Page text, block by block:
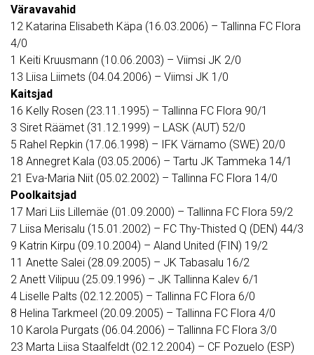
Väravavahid
12 Katarina Elisabeth Käpa (16.03.2006) – Tallinna FC Flora
4/0
1 Keiti Kruusmann (10.06.2003) – Viimsi JK 2/0
13 Liisa Liimets (04.04.2006) – Viimsi JK 1/0
Kaitsjad
16 Kelly Rosen (23.11.1995) – Tallinna FC Flora 90/1
3 Siret Räämet (31.12.1999) – LASK (AUT) 52/0
5 Rahel Repkin (17.06.1998) – IFK Värnamo (SWE) 20/0
18 Annegret Kala (03.05.2006) – Tartu JK Tammeka 14/1
21 Eva-Maria Niit (05.02.2002) – Tallinna FC Flora 14/0
Poolkaitsjad
17 Mari Liis Lillemäe (01.09.2000) – Tallinna FC Flora 59/2
7 Liisa Merisalu (15.01.2002) – FC Thy-Thisted Q (DEN) 44/3
9 Katrin Kirpu (09.10.2004) – Aland United (FIN) 19/2
11 Anette Salei (28.09.2005) – JK Tabasalu 16/2
2 Anett Vilipuu (25.09.1996) – JK Tallinna Kalev 6/1
4 Liselle Palts (02.12.2005) – Tallinna FC Flora 6/0
8 Helina Tarkmeel (20.09.2005) – Tallinna FC Flora 4/0
10 Karola Purgats (06.04.2006) – Tallinna FC Flora 3/0
23 Marta Liisa Staalfeldt (02.12.2004) – CF Pozuelo (ESP)